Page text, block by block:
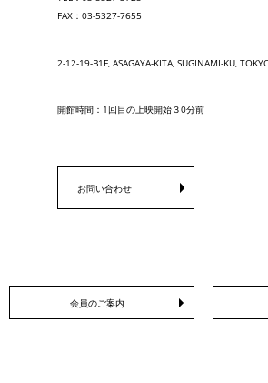
FAX：03-5327-7655
2-12-19-B1F, ASAGAYA-KITA, SUGINAMI-KU,
開館時間：1回目の上映開始３0分前
お問い合わせ
会員のご案内